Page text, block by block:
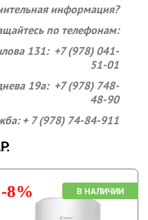
информация?
по телефонам:
131: +7 (978) 041-
51-01
19а: +7 (978) 748-
48-90
+ 7 (978) 74-84-911
-8%